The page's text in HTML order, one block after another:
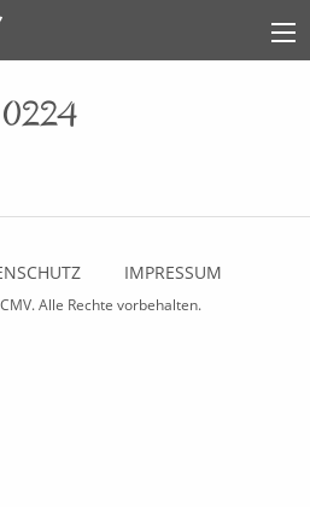
0224
IMPRESSUM
. Alle Rechte vorbehalten.